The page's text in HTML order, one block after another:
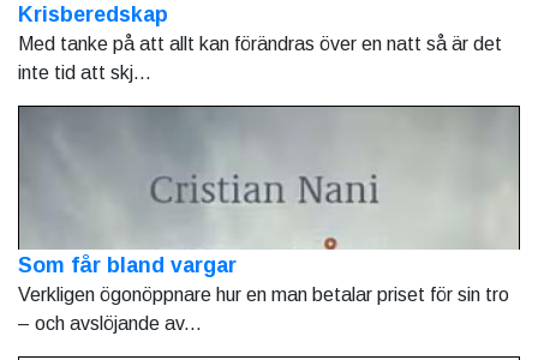
Krisberedskap
Med tanke på att allt kan förändras över en natt så är det
inte tid att skj...
Som får bland vargar
Verkligen ögonöppnare hur en man betalar priset för sin tro
– och avslöjande av...